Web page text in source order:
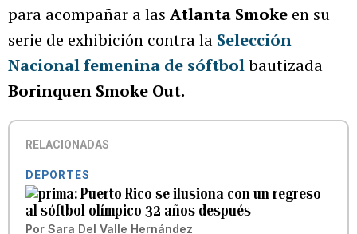
para acompañar a las Atlanta Smoke en su
serie de exhibición contra la Selección
Nacional femenina de sóftbolbautizada
Borinquen Smoke Out.
RELACIONADAS
DEPORTES
Puerto Rico se ilusiona con un regreso
al sóftbol olímpico 32 años después
Por Sara Del Valle Hernández